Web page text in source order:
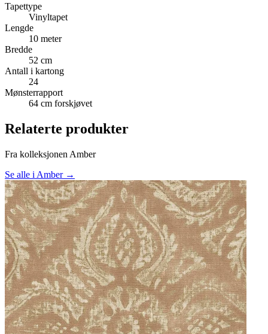
Tapettype
Vinyltapet
Lengde
10 meter
Bredde
52 cm
Antall i kartong
24
Mønsterrapport
64 cm forskjøvet
Relaterte produkter
Fra kolleksjonen Amber
Se alle i Amber →